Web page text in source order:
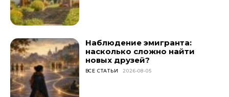
Наблюдение эмигранта:
насколько сложно найти
новых друзей?
ВСЕ СТАТЬИ 2026-08-05